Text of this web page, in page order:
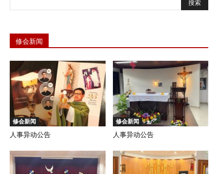
修会新闻
修会新闻
人事异动公告
修会新闻
人事异动公告